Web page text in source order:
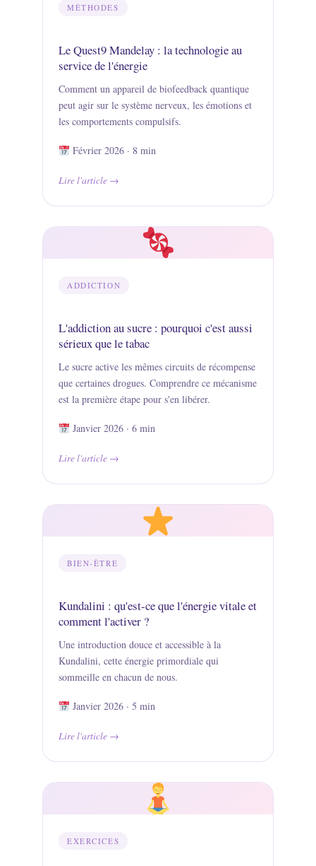
MÉTHODES
Le Quest9 Mandelay : la technologie au
service de l'énergie
Comment un appareil de biofeedback quantique
peut agir sur le système nerveux, les émotions et
les comportements compulsifs.
Février 2026 · 8 min
Lire l'article
ADDICTION
L'addiction au sucre : pourquoi c'est aussi
sérieux que le tabac
Le sucre active les mêmes circuits de récompense
que certaines drogues. Comprendre ce mécanisme
est la première étape pour s'en libérer.
Janvier 2026 · 6 min
Lire l'article
BIEN-ÊTRE
Kundalini : qu'est-ce que l'énergie vitale et
comment l'activer ?
Une introduction douce et accessible à la
Kundalini, cette énergie primordiale qui
sommeille en chacun de nous.
Janvier 2026 · 5 min
Lire l'article
EXERCICES